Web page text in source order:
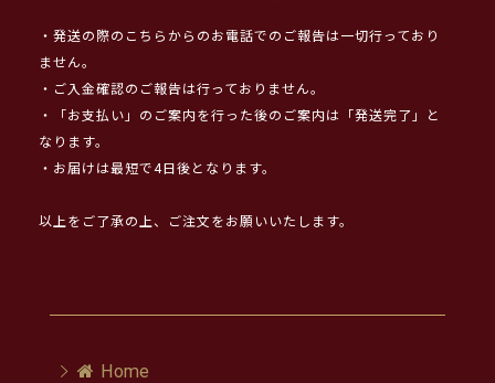
・発送の際のこちらからのお電話でのご報告は一切行っており
ません。
・ご入金確認のご報告は行っておりません。
・「お支払い」のご案内を行った後のご案内は「発送完了」と
なります。
・お届けは最短で4日後となります。
以上をご了承の上、ご注文をお願いいたします。
Home